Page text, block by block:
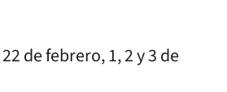
de febrero, 1, 2 y 3 de